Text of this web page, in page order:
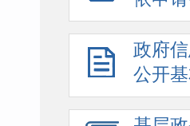
政府
公开